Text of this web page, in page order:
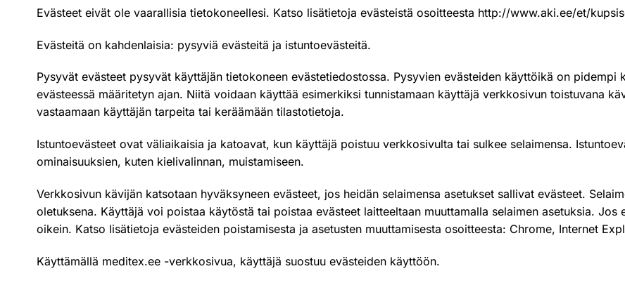
Evästeet eivät ole vaarallisia tietokoneellesi. Katso lisätietoja evästeistä osoitteesta http://www.aki.ee/et/
Evästeitä on kahdenlaisia: pysyviä evästeitä ja istuntoevästeitä.
Pysyvät evästeet pysyvät käyttäjän tietokoneen evästetiedostossa. Pysyvien evästeiden käyttöikä on pidempi
evästeessä määritetyn ajan. Niitä voidaan käyttää esimerkiksi tunnistamaan käyttäjä verkkosivun toistuvana
vastaamaan käyttäjän tarpeita tai keräämään tilastotietoja.
Istuntoevästeet ovat väliaikaisia ja katoavat, kun käyttäjä poistuu verkkosivulta tai sulkee selaimensa.
ominaisuuksien, kuten kielivalinnan, muistamiseen.
Verkkosivun kävijän katsotaan hyväksyneen evästeet, jos heidän selaimensa asetukset sallivat evästeet.
oletuksena. Käyttäjä voi poistaa käytöstä tai poistaa evästeet laitteeltaan muuttamalla selaimen asetuksia.
oikein. Katso lisätietoja evästeiden poistamisesta ja asetusten muuttamisesta osoitteesta: Chrome, Internet
Käyttämällä meditex.ee -verkkosivua, käyttäjä suostuu evästeiden käyttöön.